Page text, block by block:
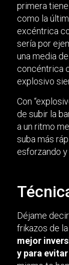
primera
como la
excéntrica
sería por
una media
concéntrica
explosivo
Con
de subir la
a un ritmo
suba más
esforzando y
Déjame
frikazos de
mejor
y para